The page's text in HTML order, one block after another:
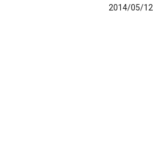
2014/05/12